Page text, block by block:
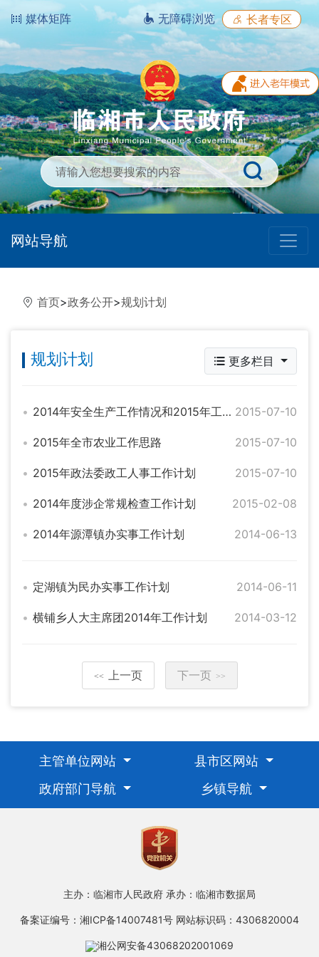
媒体矩阵 无障碍浏览 长者专区
网站导航
首页>政务公开>规划计划
规划计划 更多栏目
2014年安全生产工作情况和2015年工作思路 2015-07-10
2015年全市农业工作思路 2015-07-10
2015年政法委政工人事工作计划 2015-07-10
2014年度涉企常规检查工作计划 2015-02-08
2014年源潭镇办实事工作计划 2014-06-13
定湖镇为民办实事工作计划 2014-06-11
横铺乡人大主席团2014年工作计划 2014-03-12
<< 上一页 下一页 >>
主管单位网站
县市区网站
政府部门导航
乡镇导航
主办：临湘市人民政府 承办：临湘市数据局
备案证编号：湘ICP备14007481号 网站标识码：4306820004
湘公网安备43068202001069